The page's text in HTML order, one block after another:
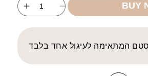
Decrease
FS
1
for
FS
1
BUY
המתאימה לעיגול אחד בלבד